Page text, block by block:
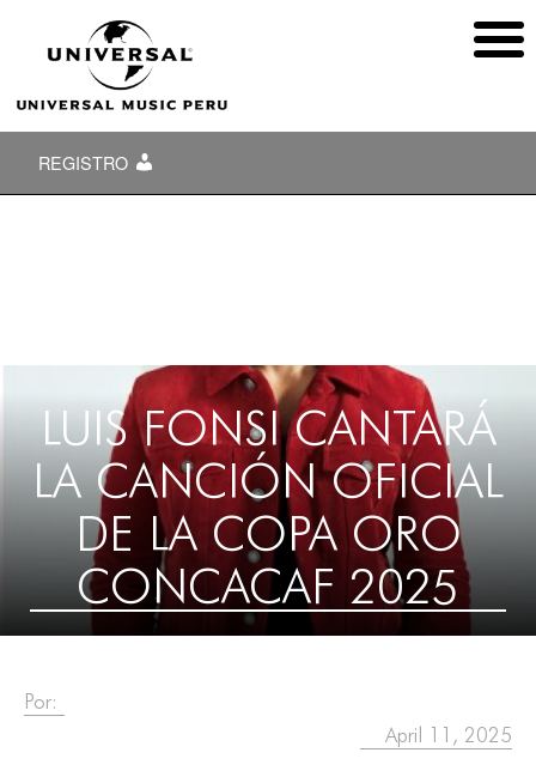
REGISTRO
LUIS FONSI CANTARÁ
LA CANCIÓN OFICIAL
DE LA COPA ORO
CONCACAF 2025
Por:
April 11, 2025